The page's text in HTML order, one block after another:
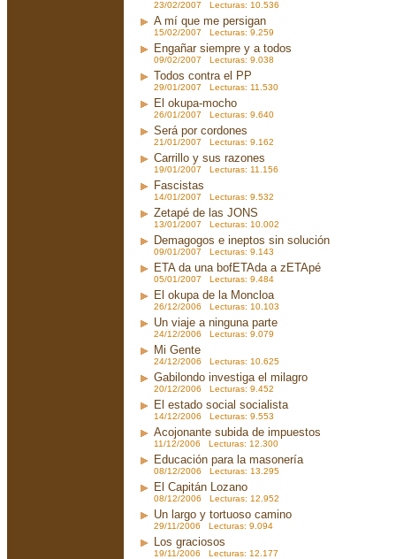
23/02/2007 Lecturas: 10.536
A mí que me persigan
15/02/2007 Lecturas: 9.259
Engañar siempre y a todos
09/02/2007 Lecturas: 9.038
Todos contra el PP
29/01/2007 Lecturas: 11.530
El okupa-mocho
26/01/2007 Lecturas: 9.640
Será por cordones
21/01/2007 Lecturas: 9.162
Carrillo y sus razones
19/01/2007 Lecturas: 11.156
Fascistas
14/01/2007 Lecturas: 9.532
Zetapé de las JONS
13/01/2007 Lecturas: 10.002
Demagogos e ineptos sin solución
09/01/2007 Lecturas: 9.143
ETA da una bofETAda a zETApé
05/01/2007 Lecturas: 9.484
El okupa de la Moncloa
26/12/2006 Lecturas: 10.103
Un viaje a ninguna parte
24/12/2006 Lecturas: 9.079
Mi Gente
24/12/2006 Lecturas: 10.625
Gabilondo investiga el milagro
20/12/2006 Lecturas: 9.452
El estado social socialista
14/12/2006 Lecturas: 9.553
Acojonante subida de impuestos
11/12/2006 Lecturas: 12.300
Educación para la masonería
08/12/2006 Lecturas: 13.295
El Capitán Lozano
08/12/2006 Lecturas: 12.952
Un largo y tortuoso camino
29/11/2006 Lecturas: 9.094
Los graciosos
19/11/2006 Lecturas: 12.177